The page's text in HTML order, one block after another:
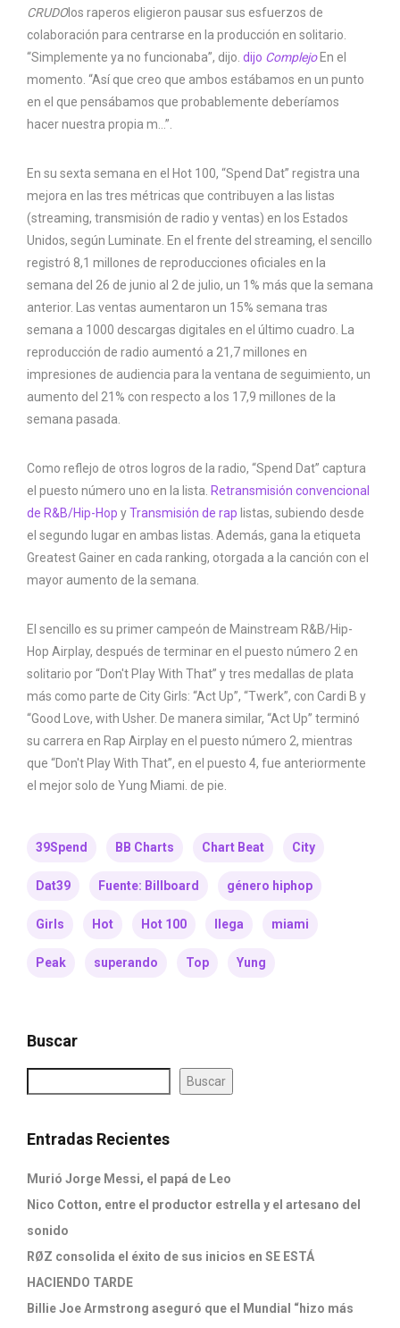
CRUDOlos raperos eligieron pausar sus esfuerzos de
colaboración para centrarse en la producción en solitario.
“Simplemente ya no funcionaba”, dijo. dijo ComplejoEn el
momento. “Así que creo que ambos estábamos en un punto
en el que pensábamos que probablemente deberíamos
hacer nuestra propia m…”.
En su sexta semana en el Hot 100, “Spend Dat” registra una
mejora en las tres métricas que contribuyen a las listas
(streaming, transmisión de radio y ventas) en los Estados
Unidos, según Luminate. En el frente del streaming, el sencillo
registró 8,1 millones de reproducciones oficiales en la
semana del 26 de junio al 2 de julio, un 1% más que la semana
anterior. Las ventas aumentaron un 15% semana tras
semana a 1000 descargas digitales en el último cuadro. La
reproducción de radio aumentó a 21,7 millones en
impresiones de audiencia para la ventana de seguimiento, un
aumento del 21% con respecto a los 17,9 millones de la
semana pasada.
Como reflejo de otros logros de la radio, “Spend Dat” captura
el puesto número uno en la lista. Retransmisión convencional
de R&B/Hip-Hop yTransmisión de rap listas, subiendo desde
el segundo lugar en ambas listas. Además, gana la etiqueta
Greatest Gainer en cada ranking, otorgada a la canción con el
mayor aumento de la semana.
El sencillo es su primer campeón de Mainstream R&B/Hip-
Hop Airplay, después de terminar en el puesto número 2 en
solitario por “Don't Play With That” y tres medallas de plata
más como parte de City Girls: “Act Up”, “Twerk”, con Cardi B y
“Good Love, with Usher. De manera similar, “Act Up” terminó
su carrera en Rap Airplay en el puesto número 2, mientras
que “Don't Play With That”, en el puesto 4, fue anteriormente
el mejor solo de Yung Miami. de pie.
39Spend BB Charts Chart Beat City
Dat39 Fuente: Billboard género hiphop
Girls Hot Hot 100 llega miami
Peak superando Top Yung
Buscar
Buscar
Entradas Recientes
Murió Jorge Messi, el papá de Leo
Nico Cotton, entre el productor estrella y el artesano del
sonido
RØZ consolida el éxito de sus inicios en SE ESTÁ
HACIENDO TARDE
Billie Joe Armstrong aseguró que el Mundial “hizo más